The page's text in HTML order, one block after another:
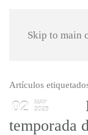
Skip to main
Artículos
02
MAY
2025
temporada